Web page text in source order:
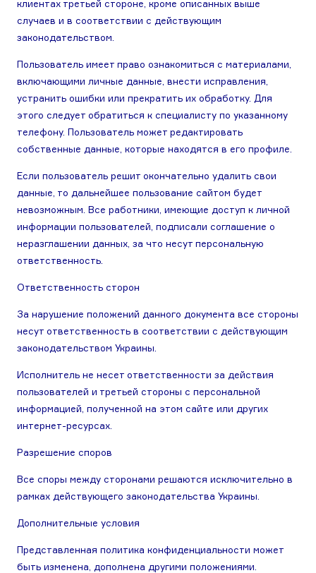
клиентах третьей стороне, кроме описанных выше
случаев и в соответствии с действующим
законодательством.
Пользователь имеет право ознакомиться с материалами,
включающими личные данные, внести исправления,
устранить ошибки или прекратить их обработку. Для
этого следует обратиться к специалисту по указанному
телефону. Пользователь может редактировать
собственные данные, которые находятся в его профиле.
Если пользователь решит окончательно удалить свои
данные, то дальнейшее пользование сайтом будет
невозможным. Все работники, имеющие доступ к личной
информации пользователей, подписали соглашение о
неразглашении данных, за что несут персональную
ответственность.
Ответственность сторон
За нарушение положений данного документа все стороны
несут ответственность в соответствии с действующим
законодательством Украины.
Исполнитель не несет ответственности за действия
пользователей и третьей стороны с персональной
информацией, полученной на этом сайте или других
интернет-ресурсах.
Разрешение споров
Все споры между сторонами решаются исключительно в
рамках действующего законодательства Украины.
Дополнительные условия
Представленная политика конфиденциальности может
быть изменена, дополнена другими положениями.